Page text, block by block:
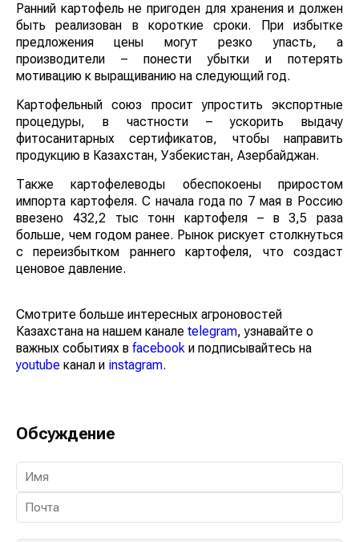
Ранний картофель не пригоден для хранения и должен
быть реализован в короткие сроки. При избытке
предложения цены могут резко упасть, а
производители – понести убытки и потерять
мотивацию к выращиванию на следующий год.
Картофельный союз просит упростить экспортные
процедуры, в частности – ускорить выдачу
фитосанитарных сертификатов, чтобы направить
продукцию в Казахстан, Узбекистан, Азербайджан.
Также картофелеводы обеспокоены приростом
импорта картофеля. С начала года по 7 мая в Россию
ввезено 432,2 тыс тонн картофеля – в 3,5 раза
больше, чем годом ранее. Рынок рискует столкнуться
с переизбытком раннего картофеля, что создаст
ценовое давление.
Смотрите больше интересных агроновостей
Казахстана на нашем канале telegram, узнавайте о
важных событиях в facebook и подписывайтесь на
youtube канал и instagram.
Обсуждение